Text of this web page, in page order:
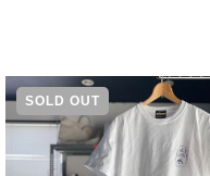
SOLD OUT